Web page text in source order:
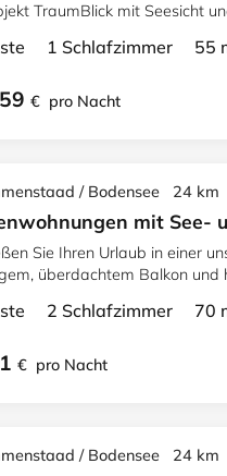
TraumBlick mit Seesicht
1 Schlafzimmer 55
€ pro Nacht
/ Bodensee 24 km
mit See-
Sie Ihren Urlaub in einer
überdachtem Balkon und
2 Schlafzimmer 70
€ pro Nacht
/ Bodensee 24 km